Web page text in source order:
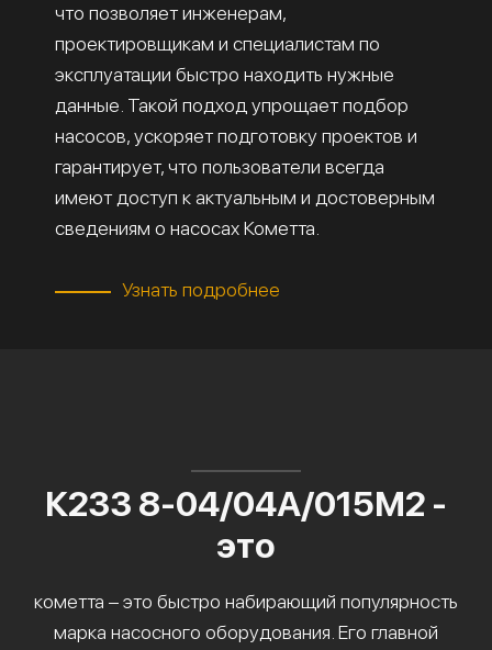
что позволяет инженерам,
проектировщикам и специалистам по
эксплуатации быстро находить нужные
данные. Такой подход упрощает подбор
насосов, ускоряет подготовку проектов и
гарантирует, что пользователи всегда
имеют доступ к актуальным и достоверным
сведениям о насосах Кометта.
Узнать подробнее
К233 8-04/04А/015М2 -
это
кометта – это быстро набирающий популярность
марка насосного оборудования. Его главной